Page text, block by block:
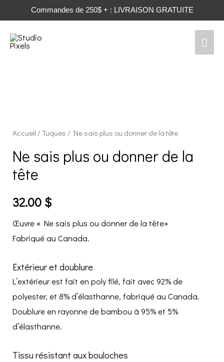
Commandes de 250$ + : LIVRAISON GRATUITE
Accueil /Tuques / Ne sais plus ou donner de la tête
Ne sais plus ou donner de la
tête
32.00 $
Œuvre « Ne sais plus ou donner de la tête»
Fabriqué au Canada.
Extérieur et doublure
L’extérieur est fait en poly filé, fait avec 92% de
polyester, et 8% d’élasthanne, fabriqué au Canada.
Doublure en rayonne de bambou à 95% et 5%
d’élasthanne.
Tissu résistant aux bouloches